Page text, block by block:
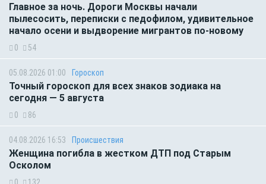
Главное за ночь. Дороги Москвы начали
пылесосить, переписки с педофилом, удивительное
начало осени и выдворение мигрантов по-новому
0 54
05.08.2026 01:00 Гороскоп
Точный гороскоп для всех знаков зодиака на
сегодня — 5 августа
0 86
04.08.2026 16:53 Происшествия
Женщина погибла в жестком ДТП под Старым
Осколом
0 132